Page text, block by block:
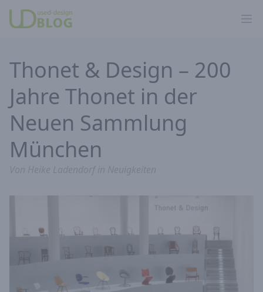
Thonet & Design – 200
Jahre Thonet in der
Neuen Sammlung
München